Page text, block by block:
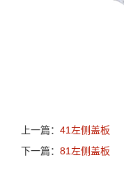
上一篇： 41左侧盖板
下一篇： 81左侧盖板